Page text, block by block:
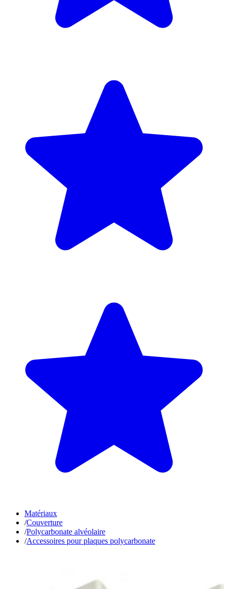
Matériaux
/Couverture
/Polycarbonate alvéolaire
/Accessoires pour plaques polycarbonate